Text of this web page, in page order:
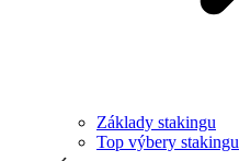
Základy stakingu
Top výbery stakingu